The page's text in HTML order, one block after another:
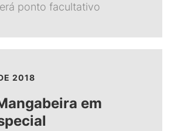
ponto facultativo
2018
em